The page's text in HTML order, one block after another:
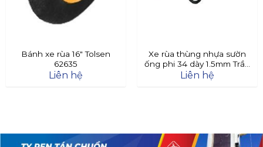
Bánh xe rùa 16″ Tolsen
62635
Liên hệ
Xe rùa thùng nhựa sườn
ống phi 34 dày 1.5mm Trần
Đà
Liên hệ